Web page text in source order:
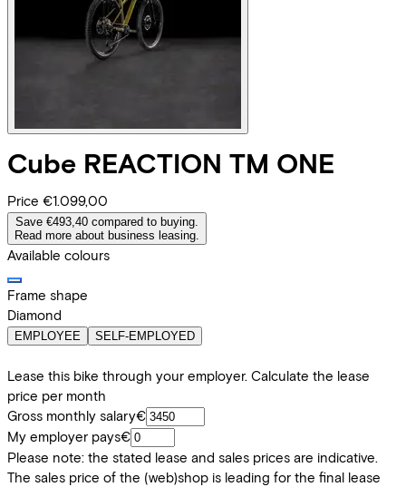
Cube REACTION TM ONE
Price €1.099,00
Save €493,40 compared to buying.
Read more about business leasing.
Available colours
Frame shape
Diamond
EMPLOYEE SELF-EMPLOYED
Lease this bike through your employer. Calculate the lease
price per month
Gross monthly salary€
My employer pays€
Please note: the stated lease and sales prices are indicative.
The sales price of the (web)shop is leading for the final lease